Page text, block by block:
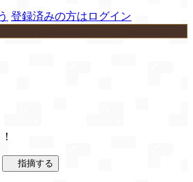
登録済みの方はログイン
指摘する